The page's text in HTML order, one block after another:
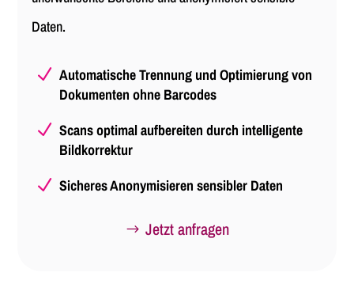
Daten.
N Automatische Trennung und Optimierung von
Dokumenten ohne Barcodes
N Scans optimal aufbereiten durch intelligente
Bildkorrektur
N Sicheres Anonymisieren sensibler Daten
Jetzt anfragen